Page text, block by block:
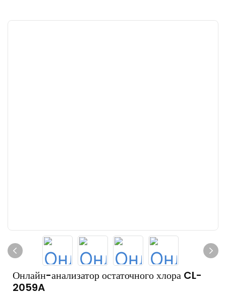
Онлайн-анализатор остаточного хлора CL-
2059A